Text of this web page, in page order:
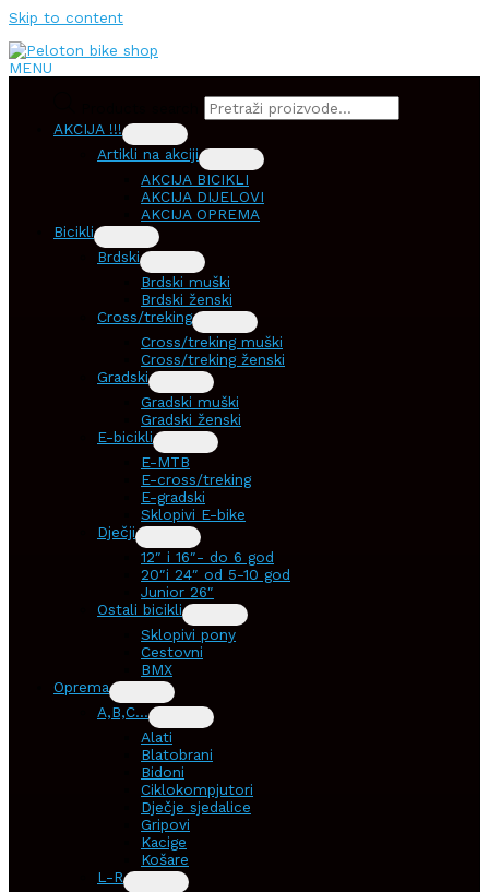
Skip to content
MENU
AKCIJA !!!
Artikli na akciji
AKCIJA BICIKLI
AKCIJA DIJELOVI
AKCIJA OPREMA
Bicikli
Brdski
Brdski muški
Brdski ženski
Cross/treking
Cross/treking muški
Cross/treking ženski
Gradski
Gradski muški
Gradski ženski
E-bicikli
E-MTB
E-cross/treking
E-gradski
Sklopivi E-bike
Dječji
12″ i 16″- do 6 god
20″i 24″ od 5-10 god
Junior 26″
Ostali bicikli
Sklopivi pony
Cestovni
BMX
Oprema
A,B,C…
Alati
Blatobrani
Bidoni
Ciklokompjutori
Dječje sjedalice
Gripovi
Kacige
Košare
L-R